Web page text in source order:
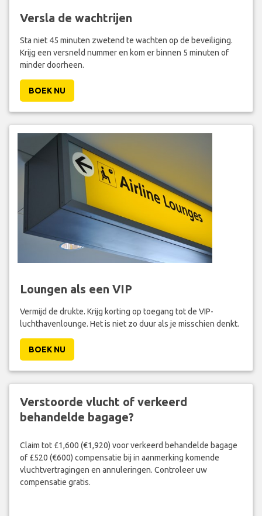
Versla de wachtrijen
Sta niet 45 minuten zwetend te wachten op de beveiliging.
Krijg een versneld nummer en kom er binnen 5 minuten of
minder doorheen.
BOEK NU
Loungen als een VIP
Vermijd de drukte. Krijg korting op toegang tot de VIP-
luchthavenlounge. Het is niet zo duur als je misschien denkt.
BOEK NU
Verstoorde vlucht of verkeerd
behandelde bagage?
Claim tot £1,600 (€1,920) voor verkeerd behandelde bagage
of £520 (€600) compensatie bij in aanmerking komende
vluchtvertragingen en annuleringen. Controleer uw
compensatie gratis.